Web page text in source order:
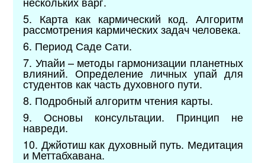
5.​ Карта как кармический код. Алгоритм
рассмотрения кармических задач человека.
6.​ Период Саде Сати.
7.​ Упайи – методы гармонизации планетных
влияний. Определение личных упай для
студентов как часть духовного пути.
8.​ Подробный алгоритм чтения карты.
9.​ Основы консультации. Принцип не
навреди.
10.​ Джйотиш как духовный путь. Медитация
и Меттабхавана.